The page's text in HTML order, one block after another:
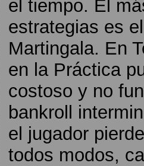
el tiempo. El
estrategias es
Martingala. En
en la Práctica
costoso y no
bankroll
el jugador
todos modos,